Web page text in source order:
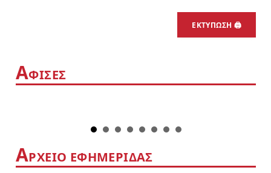
ΕΚΤΥΠΩΣΗ 🖨
ΑΦΙΣΕΣ
ΑΡΧΕΙΟ ΕΦΗΜΕΡΙΔΑΣ